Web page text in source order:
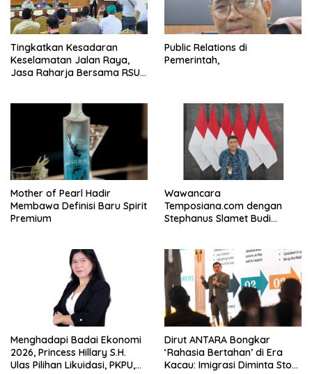
Tingkatkan Kesadaran
Keselamatan Jalan Raya,
Jasa Raharja Bersama RSU
Komprehensif di Jagakarsa
Public Relations di
Pemerintah,
Mother of Pearl Hadir
Membawa Definisi Baru Spirit
Premium
Wawancara
Temposiana.com dengan
Stephanus Slamet Budi
Menghadapi Badai Ekonomi
2026, Princess Hillary S.H.
Ulas Pilihan Likuidasi, PKPU,
Dirut ANTARA Bongkar
‘Rahasia Bertahan’ di Era
Kacau: Imigrasi Diminta Stop